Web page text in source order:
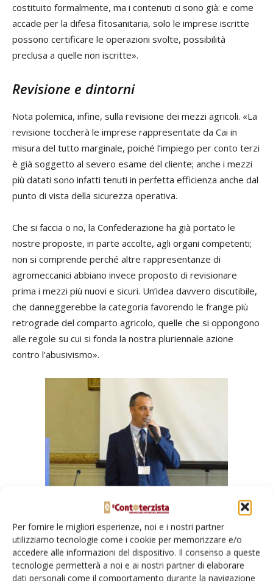
Per fornire le migliori esperienze, noi e i nostri partner
utilizziamo tecnologie come i cookie per memorizzare e/o
accedere alle informazioni del dispositivo. Il consenso a queste
tecnologie permetterà a noi e ai nostri partner di elaborare
dati personali come il comportamento durante la navigazione
costituito formalmente, ma i contenuti ci sono già: e come
accade per la difesa fitosanitaria, solo le imprese iscritte
possono certificare le operazioni svolte, possibilità
preclusa a quelle non iscritte».
Revisione e dintorni
Nota polemica, infine, sulla revisione dei mezzi agricoli. «La
revisione toccherà le imprese rappresentate da Cai in
misura del tutto marginale, poiché l’impiego per conto terzi
è già soggetto al severo esame del cliente; anche i mezzi
più datati sono infatti tenuti in perfetta efficienza anche dal
punto di vista della sicurezza operativa.
Che si faccia o no, la Confederazione ha già portato le
nostre proposte, in parte accolte, agli organi competenti;
non si comprende perché altre rappresentanze di
agromeccanici abbiano invece proposto di revisionare
prima i mezzi più nuovi e sicuri. Un’idea davvero discutibile,
che danneggerebbe la categoria favorendo le frange più
retrograde del comparto agricolo, quelle che si oppongono
alle regole su cui si fonda la nostra pluriennale azione
contro l’abusivismo».
Roberto Rinaldin
Su questo tema è intervenuto ancheRoberto Rinaldin,
presidente FederAcma. «È semplicemente vergognoso che